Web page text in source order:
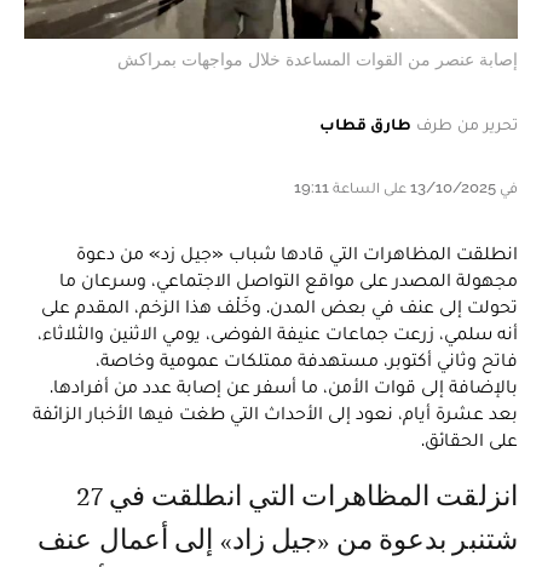
إصابة عنصر من القوات المساعدة خلال مواجهات بمراكش
تحرير من طرف طارق قطاب
في 13/10/2025 على الساعة 19:11
انطلقت المظاهرات التي قادها شباب «جيل زد» من دعوة
مجهولة المصدر على مواقع التواصل الاجتماعي، وسرعان ما
تحولت إلى عنف في بعض المدن. وخَلْف هذا الزخم، المقدم على
أنه سلمي، زرعت جماعات عنيفة الفوضى، يومي الاثنين والثلاثاء،
فاتح وثاني أكتوبر، مستهدفة ممتلكات عمومية وخاصة،
بالإضافة إلى قوات الأمن، ما أسفر عن إصابة عدد من أفرادها.
بعد عشرة أيام، نعود إلى الأحداث التي طغت فيها الأخبار الزائفة
على الحقائق.
انزلقت المظاهرات التي انطلقت في 27
شتنبر بدعوة من «جيل زاد» إلى أعمال عنف